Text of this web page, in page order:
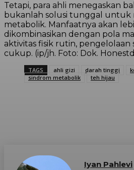
Tetapi, para ahli menegaskan
bukanlah solusi tunggal untuk
metabolik. Manfaatnya akan
dikombinasikan dengan pola
aktivitas fisik rutin, pengelolaan
cukup. (ip/jh. Foto: Dok.
TAGS ahli gizi darah tinggi
sindrom metabolik
teh hijau
Iyan Pahlevi